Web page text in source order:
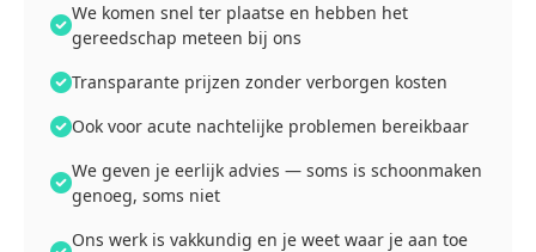
We komen snel ter plaatse en hebben het
gereedschap meteen bij ons
Transparante prijzen zonder verborgen kosten
Ook voor acute nachtelijke problemen bereikbaar
We geven je eerlijk advies — soms is schoonmaken
genoeg, soms niet
Ons werk is vakkundig en je weet waar je aan toe